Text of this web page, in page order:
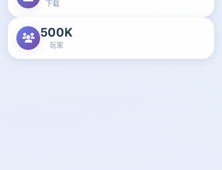
下载
500K
玩家